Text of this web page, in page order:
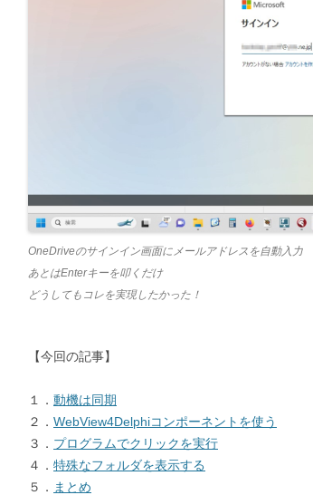
OneDriveのサインイン画面にメールアドレスを自動入力
あとはEnterキーを叩くだけ
どうしてもコレを実現したかった！
【今回の記事】
１． 動機は同期
２． WebView4Delphiコンポーネントを使う
３． プログラムでクリックを実行
４． 特殊なフォルダを表示する
５． まとめ